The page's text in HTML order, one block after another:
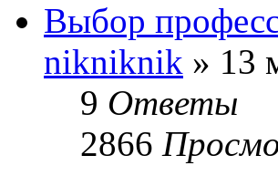
Выбор
nikniknik » 13
9 Ответы
2866